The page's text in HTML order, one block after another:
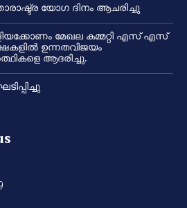
യോഗ ദിനം ആചരിച്ചു
മേഖല കമ്മറ്റി എസ് എസ്
ഉന്നതവിജയം
ആദരിച്ചു.